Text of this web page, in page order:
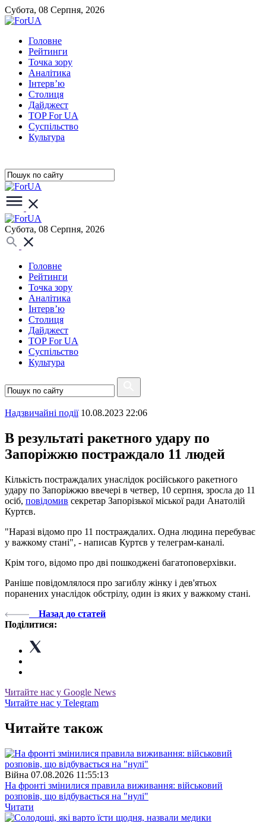
Субота, 08 Серпня, 2026
Головне
Рейтинги
Точка зору
Аналітика
Інтерв’ю
Столиця
Дайджест
TOP For UA
Суспiльство
Культура
Субота, 08 Серпня, 2026
Головне
Рейтинги
Точка зору
Аналітика
Інтерв’ю
Столиця
Дайджест
TOP For UA
Суспiльство
Культура
Надзвичайні події 10.08.2023 22:06
В результаті ракетного удару по
Запоріжжю постраждало 11 людей
Кількість постраждалих унаслідок російського ракетного
удару по Запоріжжю ввечері в четвер, 10 серпня, зросла до 11
осіб, повідомив секретар Запорізької міської ради Анатолій
Куртєв.
"Наразі відомо про 11 постраждалих. Одна людина перебуває
у важкому стані", - написав Куртєв у телеграм-каналі.
Крім того, відомо про дві пошкоджені багатоповерхівки.
Раніше повідомлялося про загиблу жінку і дев'ятьох
поранених унаслідок обстрілу, один із яких у важкому стані.
Назад до статей
Поділитися:
Читайте нас у Google News
Читайте нас у Telegram
Читайте також
Війна 07.08.2026 11:55:13
На фронті змінилися правила виживання: військовий
розповів, що відбувається на "нулі"
Читати